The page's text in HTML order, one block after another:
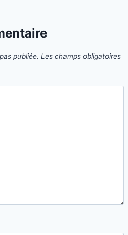
publiée. Les champs obligatoires